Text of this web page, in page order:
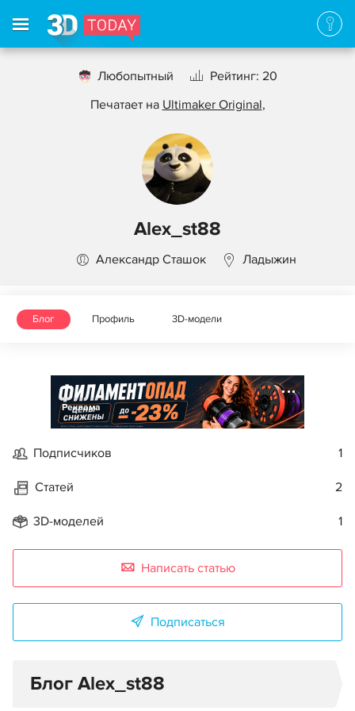
Любопытный
Рейтинг: 20
Печатает на Ultimaker Original,
Alex_st88
Александр Сташок Ладыжин
Блог Профиль 3D-модели
Реклама
Подписчиков 1
Статей 2
3D-моделей 1
Написать статью
Подписаться
Блог Alex_st88